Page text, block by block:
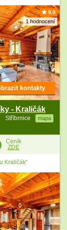
9.9
1 hodnocení
- Kraličák
Stříbrnice mapa
kontakty
Ceník
ZDE
Kraličák“